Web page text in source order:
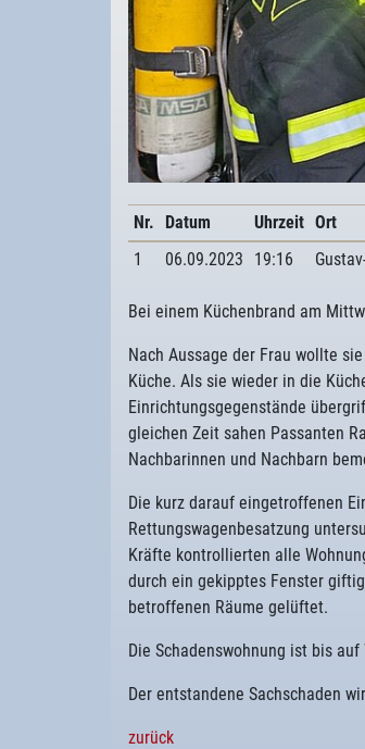
Nr. Datum Uhrzeit Ort
1
06.09.2023 19:16
Bei einem Küchenbrand am
Nach Aussage der Frau wollte
Küche. Als sie wieder in die
Einrichtungsgegenstände
gleichen Zeit sahen Passanten
Nachbarinnen und Nachbarn
Die kurz darauf eingetroffenen
Rettungswagenbesatzung
Kräfte kontrollierten alle
durch ein gekipptes Fenster
betroffenen Räume gelüftet.
Die Schadenswohnung ist bis
Der entstandene Sachschaden
zurück